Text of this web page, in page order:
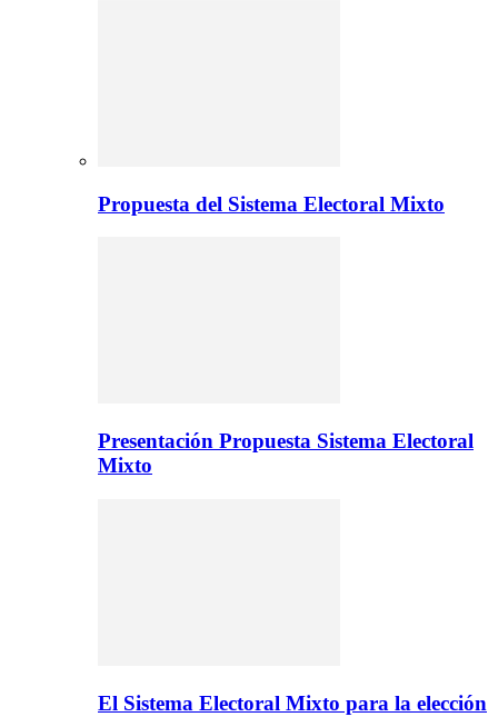
Propuesta del Sistema Electoral Mixto
Presentación Propuesta Sistema Electoral
Mixto
El Sistema Electoral Mixto para la elección